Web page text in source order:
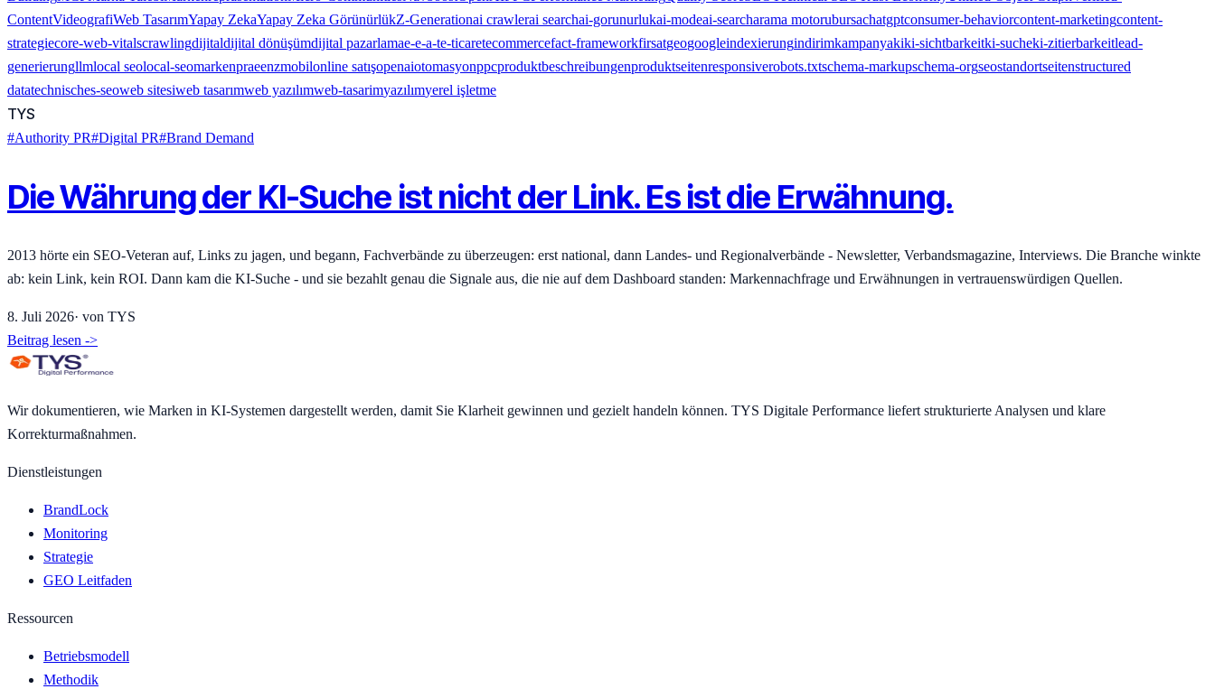
ContentVideografiWeb TasarımYapay ZekaYapay Zeka GörünürlükZ-Generationai crawlerai searchai-gorunurlukai-modeai-searcharama motorubursachatgptconsumer-behaviorcontent-marketingcontent-
strategiecore-web-vitalscrawlingdijitaldijital dönüşümdijital pazarlamae-e-a-te-ticaretecommercefact-frameworkfirsatgeogoogleindexierungindirimkampanyakiki-sichtbarkeitki-sucheki-zitierbarkeitlead-
generierungllmlocal seolocal-seomarkenpraeenzmobilonline satışopenaiotomasyonppcproduktbeschreibungenproduktseitenresponsiverobots.txtschema-markupschema-orgseostandortseitenstructured
datatechnisches-seoweb sitesiweb tasarımweb yazılımweb-tasarimyazılımyerel işletme
TYS
#Authority PR#Digital PR#Brand Demand
Die Währung der KI-Suche ist nicht der Link. Es ist die Erwähnung.
2013 hörte ein SEO-Veteran auf, Links zu jagen, und begann, Fachverbände zu überzeugen: erst national, dann Landes- und Regionalverbände - Newsletter, Verbandsmagazine, Interviews. Die Branche winkte
ab: kein Link, kein ROI. Dann kam die KI-Suche - und sie bezahlt genau die Signale aus, die nie auf dem Dashboard standen: Markennachfrage und Erwähnungen in vertrauenswürdigen Quellen.
8. Juli 2026· von TYS
Beitrag lesen ->
Wir dokumentieren, wie Marken in KI-Systemen dargestellt werden, damit Sie Klarheit gewinnen und gezielt handeln können. TYS Digitale Performance liefert strukturierte Analysen und klare
Korrekturmaßnahmen.
Dienstleistungen
BrandLock
Monitoring
Strategie
GEO Leitfaden
Ressourcen
Betriebsmodell
Methodik